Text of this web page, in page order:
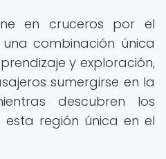
en cruceros por el
combinación única
y exploración,
sumergirse en la
descubren los
región única en el